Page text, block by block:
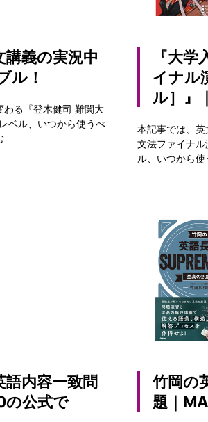
講義の実況中
ル！
わる『登木健司 難関大
ベル、いつから使うべ
『大
イナル
ル］』
本記事では、
文法ファイナ
ル、いつから使
語内容一致問
の公式で
竹岡の
題｜